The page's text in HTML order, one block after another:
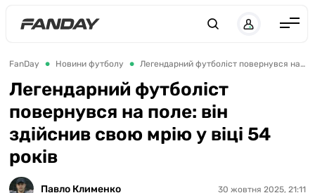
Англія
Іспанія
Німеччина
Італія
FanDay Новини футболу Легендарний футболіст повернувся на поле: він здійснив свою мрію у віці 54 років
Легендарний футболіст
повернувся на поле: він
здійснив свою мрію у віці 54
років
Павло Клименко
30 жовтня 2025, 21:11